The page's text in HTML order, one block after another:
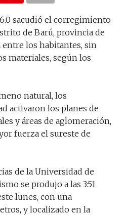
sacudió el corregimiento
de Barú, provincia de
entre los habitantes, sin
materiales, según los
natural, los
activaron los planes de
y áreas de aglomeración,
fuerza el sureste de
de la Universidad de
se produjo a las 3:51
lunes, con una
y localizado en la